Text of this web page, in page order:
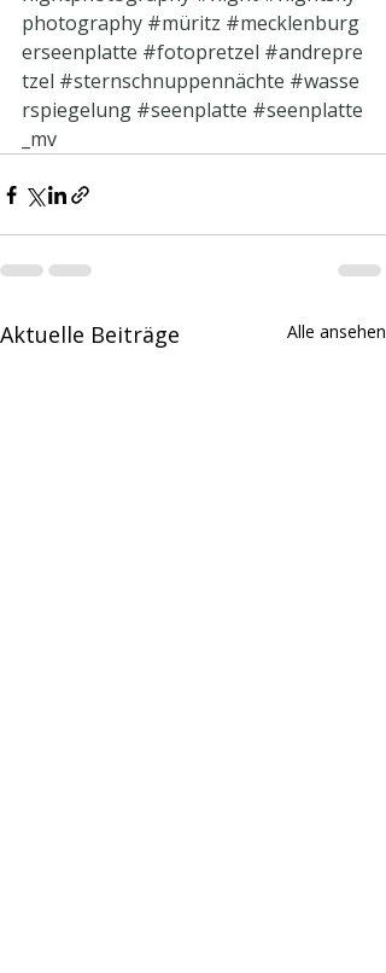
photography #müritz #mecklenburg
erseenplatte #fotopretzel #andrepre
tzel #sternschnuppennächte #wasse
rspiegelung #seenplatte #seenplatte
_mv
Aktuelle Beiträge Alle ansehen